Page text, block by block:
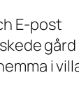
E-post
i